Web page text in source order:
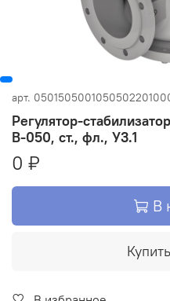
арт.
Регулятор-
В-050, ст., фл., У3.1
0 ₽
В